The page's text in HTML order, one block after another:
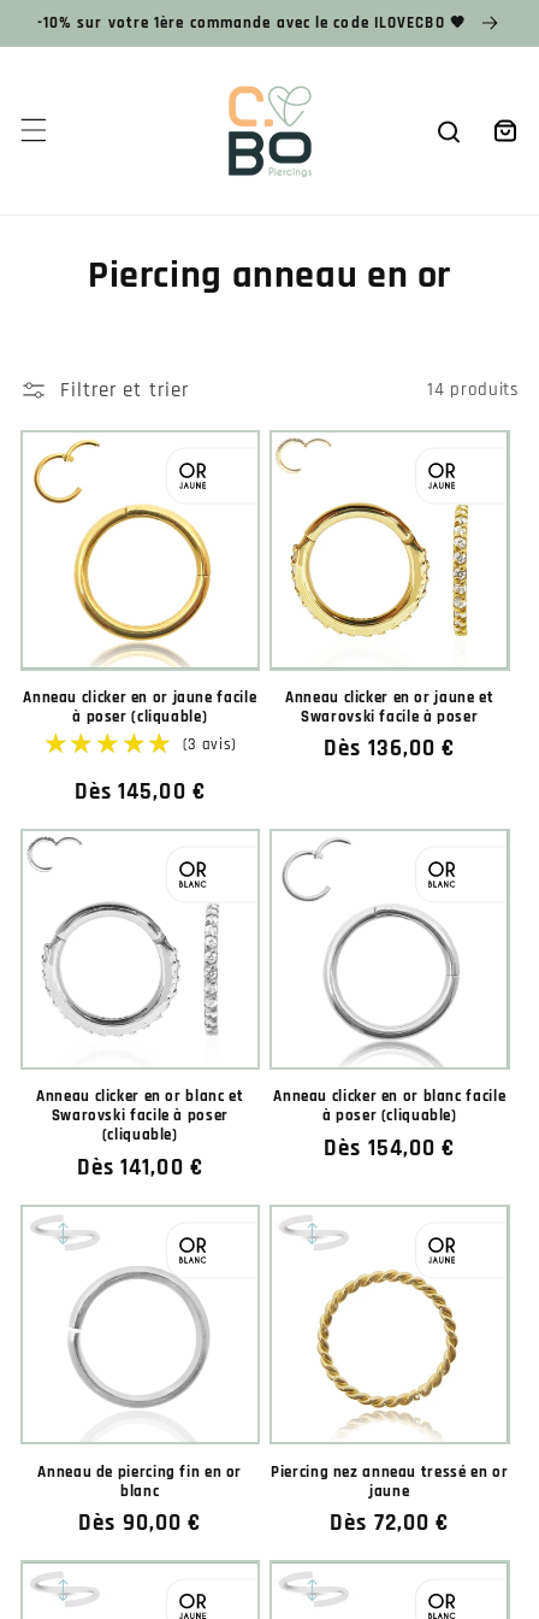
passer
au
-10% sur votre 1ère commande avec le code ILOVECBO 🧡
Panier
Piercing anneau en or
Filtrer et trier 14 produits
Anneau clicker en or jaune facile
à poser (cliquable)
★★★★★
★★★★★
Prix
habituel
Dès 145,00 €
Anneau clicker en or jaune et
Swarovski facile à poser
Prix
Dès 136,00 €
Anneau clicker en or blanc et
Swarovski facile à poser
(cliquable)
Prix
habituel
Dès 141,00 €
Anneau clicker en or blanc facile
à poser (cliquable)
Prix
Dès 154,00 €
Anneau de piercing fin en or
blanc
Prix
habituel
Dès 90,00 €
Piercing nez anneau tressé en or
jaune
Prix
habituel
Dès 72,00 €